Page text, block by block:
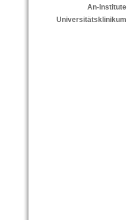
An-Institute
Universitätsklinikum